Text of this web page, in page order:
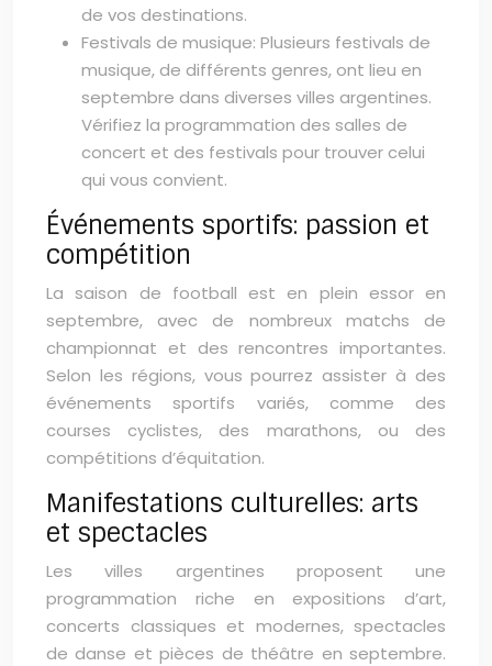
de vos destinations.
Festivals de musique: Plusieurs festivals de
musique, de différents genres, ont lieu en
septembre dans diverses villes argentines.
Vérifiez la programmation des salles de
concert et des festivals pour trouver celui
qui vous convient.
Événements sportifs: passion et
compétition
La saison de football est en plein essor en
septembre, avec de nombreux matchs de
championnat et des rencontres importantes.
Selon les régions, vous pourrez assister à des
événements sportifs variés, comme des
courses cyclistes, des marathons, ou des
compétitions d’équitation.
Manifestations culturelles: arts
et spectacles
Les villes argentines proposent une
programmation riche en expositions d’art,
concerts classiques et modernes, spectacles
de danse et pièces de théâtre en septembre.